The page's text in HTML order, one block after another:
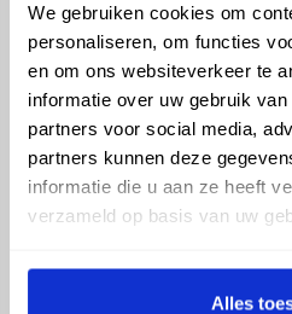
We gebruiken cookies om
personaliseren, om functies
en om ons websiteverkeer te
informatie over uw gebruik
partners voor social media,
partners kunnen deze
informatie die u aan ze heeft
verzameld op basis van uw
Alles